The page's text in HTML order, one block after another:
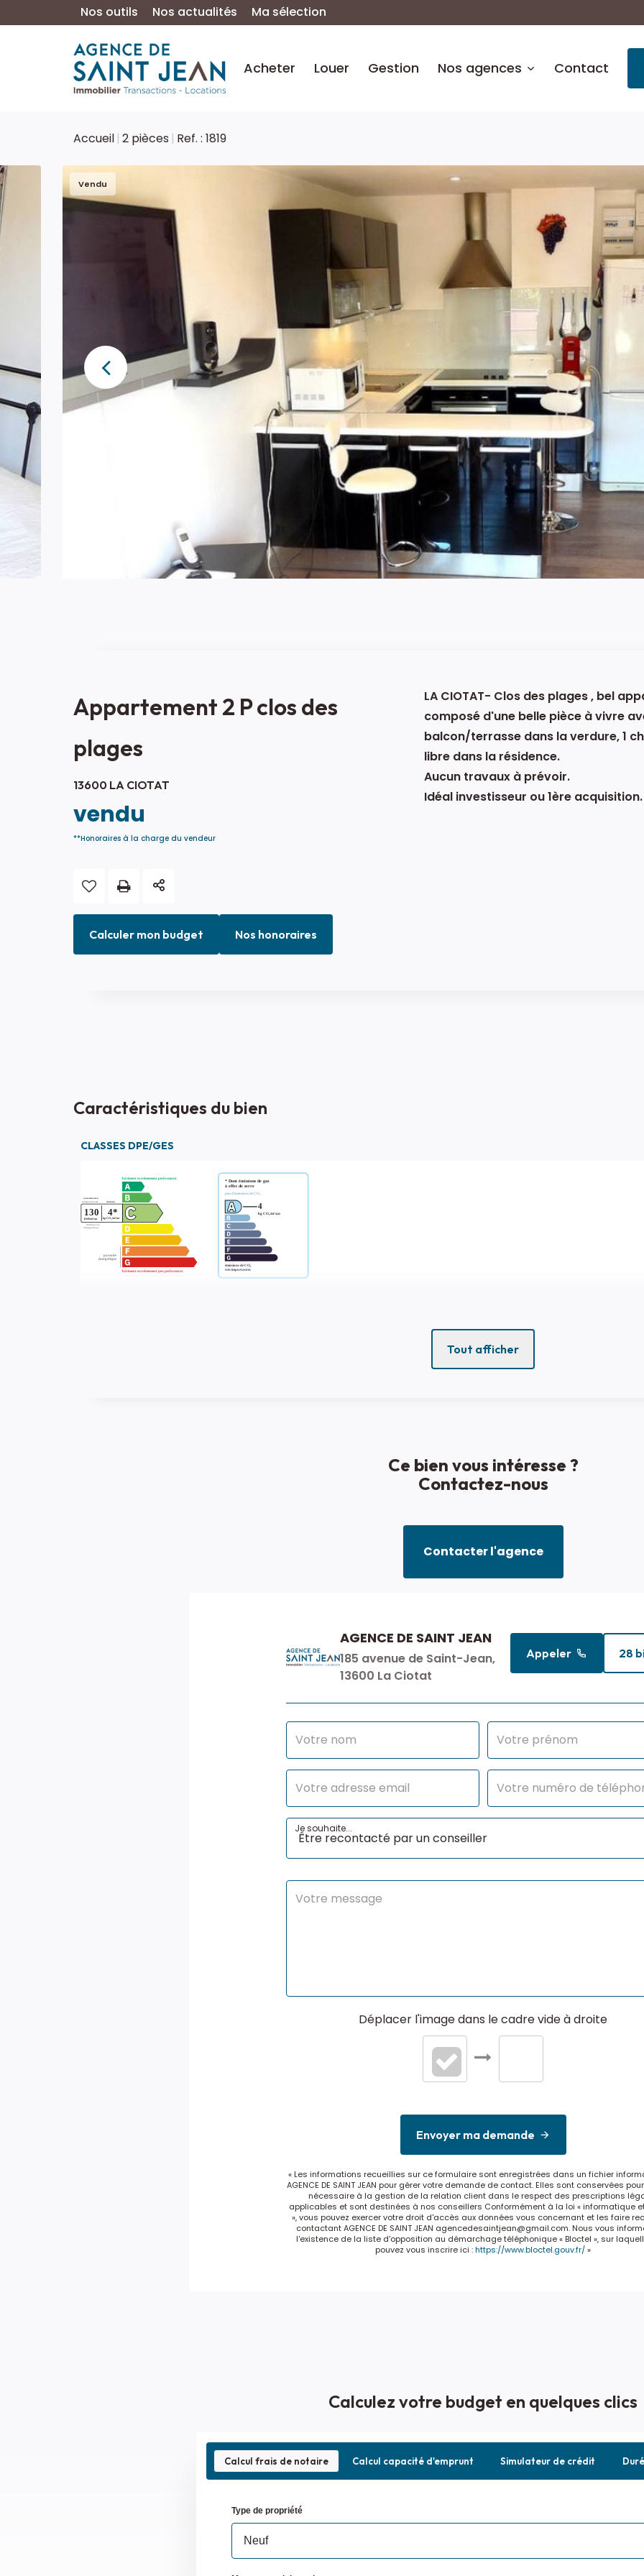
Nos outils Nos actualités Ma sélection
Acheter Louer Gestion Nos agences Contact
Accueil 2 pièces Ref. : 1819
Vendu
Appartement 2 P clos des
plages
13600 LA CIOTAT
vendu
**Honoraires à la charge du vendeur
Calculer mon budget Nos honoraires
LA CIOTAT- Clos des plages , bel
composé d'une belle pièce à vivre
balcon/terrasse dans la verdure, 1
libre dans la résidence.
Aucun travaux à prévoir.
Idéal investisseur ou 1ère acquisition.
Caractéristiques du bien
CLASSES DPE/GES
Tout afficher
Ce bien vous intéresse ?
Contactez-nous
Contacter l'agence
AGENCE DE SAINT JEAN
185 avenue de Saint-Jean,
13600 La Ciotat
Appeler 28
Je souhaite...
Déplacer l'image dans le cadre vide à droite
Envoyer ma demande
« Les informations recueillies sur ce formulaire sont enregistrées dans un fichier
AGENCE DE SAINT JEAN pour gérer votre demande de contact. Elles sont conservées
nécessaire à la gestion de la relation client dans le respect des prescriptions
applicables et sont destinées à nos conseillers Conformément à la loi « informatique
», vous pouvez exercer votre droit d'accès aux données vous concernant et les faire
contactant AGENCE DE SAINT JEAN agencedesaintjean@gmail.com. Nous vous
l'existence de la liste d'opposition au démarchage téléphonique « Bloctel », sur
pouvez vous inscrire ici :https://www.bloctel.gouv.fr/»
Calculez votre budget en quelques clics
Calcul frais de notaire Calcul capacité d'emprunt Simulateur de crédit